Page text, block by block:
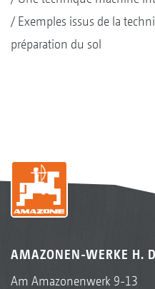
Exemples issus de la
préparation du sol
AMAZONEN-WERKE H.
Am Amazonenwerk 9-13